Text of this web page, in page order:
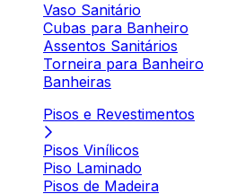
Vaso Sanitário
Cubas para Banheiro
Assentos Sanitários
Torneira para Banheiro
Banheiras
Pisos e Revestimentos
Pisos Vinílicos
Piso Laminado
Pisos de Madeira